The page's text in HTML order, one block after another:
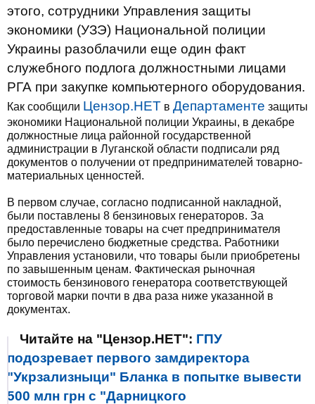
этого, сотрудники Управления защиты
экономики (УЗЭ) Национальной полиции
Украины разоблачили еще один факт
служебного подлога должностными лицами
РГА при закупке компьютерного оборудования.
Как сообщили Цензор.НЕТ в Департаменте защиты
экономики Национальной полиции Украины, в декабре
должностные лица районной государственной
администрации в Луганской области подписали ряд
документов о получении от предпринимателей товарно-
материальных ценностей.
В первом случае, согласно подписанной накладной,
были поставлены 8 бензиновых генераторов. За
предоставленные товары на счет предпринимателя
было перечислено бюджетные средства. Работники
Управления установили, что товары были приобретены
по завышенным ценам. Фактическая рыночная
стоимость бензинового генератора соответствующей
торговой марки почти в два раза ниже указанной в
документах.
Читайте на "Цензор.НЕТ": ГПУ
подозревает первого замдиректора
"Укрзализныци" Бланка в попытке вывести
500 млн грн с "Дарницкого